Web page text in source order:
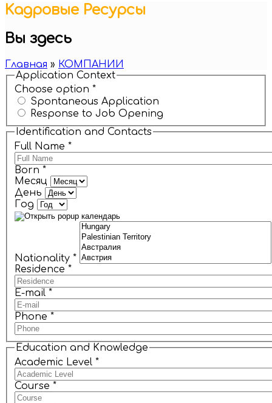
Kадровые Pесурсы
Вы здесь
Главная » КОМПАНИИ
Application Context
Choose option *
Spontaneous Application
Response to Job Opening
Identification and Contacts
Full Name *
Born *
Месяц
День
Год
Nationality *
Residence *
E-mail *
Phone *
Education and Knowledge
Academic Level *
Course *